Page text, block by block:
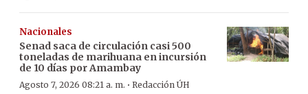
Nacionales
Senad saca de circulación casi 500
toneladas de marihuana en incursión
de 10 días por Amambay
Agosto 7, 2026 08:21 a. m. · Redacción ÚH